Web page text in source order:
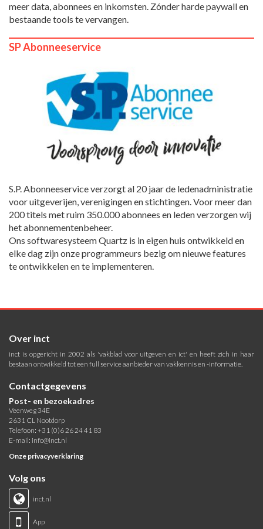
meer data, abonnees en inkomsten. Zónder harde paywall en
bestaande tools te vervangen.
SP Abonneeservice
S.P. Abonneeservice verzorgt al 20 jaar de ledenadministratie
voor uitgeverijen, verenigingen en stichtingen. Voor meer dan
200 titels met ruim 350.000 abonnees en leden verzorgen wij
het abonnementenbeheer.
Ons softwaresysteem Quartz is in eigen huis ontwikkeld en
elke dag zijn onze programmeurs bezig om nieuwe features
te ontwikkelen en te implementeren.
Over inct
inct is opgericht in 2002 als 'vakblad voor uitgeven en ict' en heeft zich in haar
bestaan ontwikkeld tot een full service aanbieder van vakkennis en -informatie.
Contactgegevens
Post- en bezoekadres
Veenweg 34E
2631 CL Nootdorp
Telefoon: +31 (0)6 26 24 41 83
E-mail: info@inct.nl
Onze privacyverklaring
Volg ons
inct.nl
App